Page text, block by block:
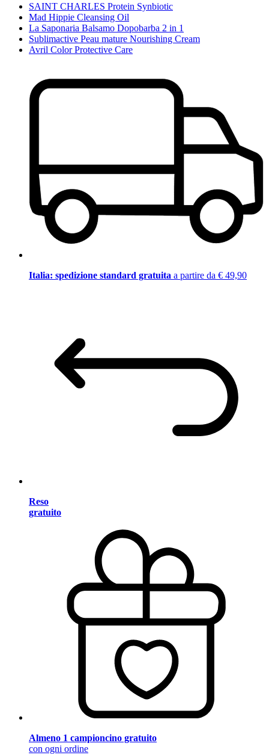
SAINT CHARLES Protein Synbiotic
Mad Hippie Cleansing Oil
La Saponaria Balsamo Dopobarba 2 in 1
Sublimactive Peau mature Nourishing Cream
Avril Color Protective Care
Italia: spedizione standard gratuita a partire da € 49,90
Reso
gratuito
Almeno 1 campioncino gratuito
con ogni ordine